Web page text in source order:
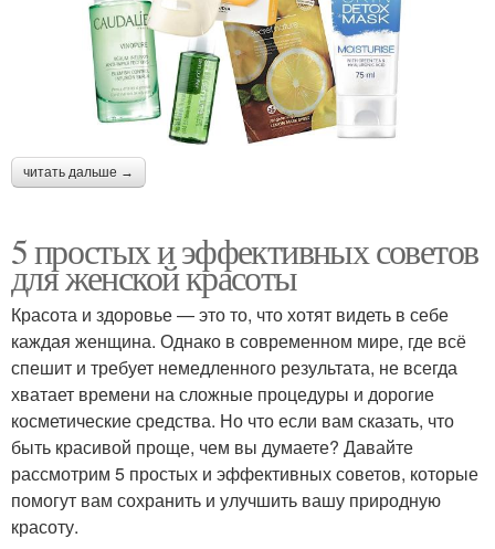
читать дальше →
5 простых и эффективных советов
для женской красоты
Красота и здоровье — это то, что хотят видеть в себе
каждая женщина. Однако в современном мире, где всё
спешит и требует немедленного результата, не всегда
хватает времени на сложные процедуры и дорогие
косметические средства. Но что если вам сказать, что
быть красивой проще, чем вы думаете? Давайте
рассмотрим 5 простых и эффективных советов, которые
помогут вам сохранить и улучшить вашу природную
красоту.